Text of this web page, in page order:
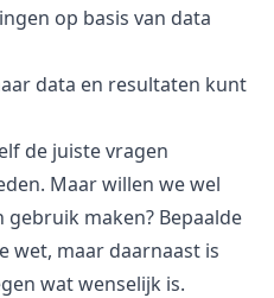
op basis van data
data en resultaten kunt
de juiste vragen
Maar willen we wel
maken? Bepaalde
wet, maar daarnaast is
wat wenselijk is.